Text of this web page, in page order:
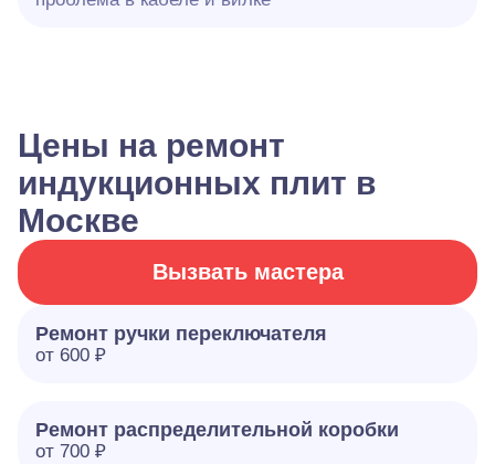
Цены на ремонт
индукционных плит в
Москве
Вызвать мастера
Ремонт ручки переключателя
от 600 ₽
Ремонт распределительной коробки
от 700 ₽